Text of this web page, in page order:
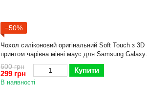
−50%
Чохол силіконовий оригінальний Soft Touch з 3D
принтом чарівна мінні маус для Samsung Galaxy
A26 (SM-A266) малиновий (Повний захист камери)
600 грн
299 грн Купити
В наявності